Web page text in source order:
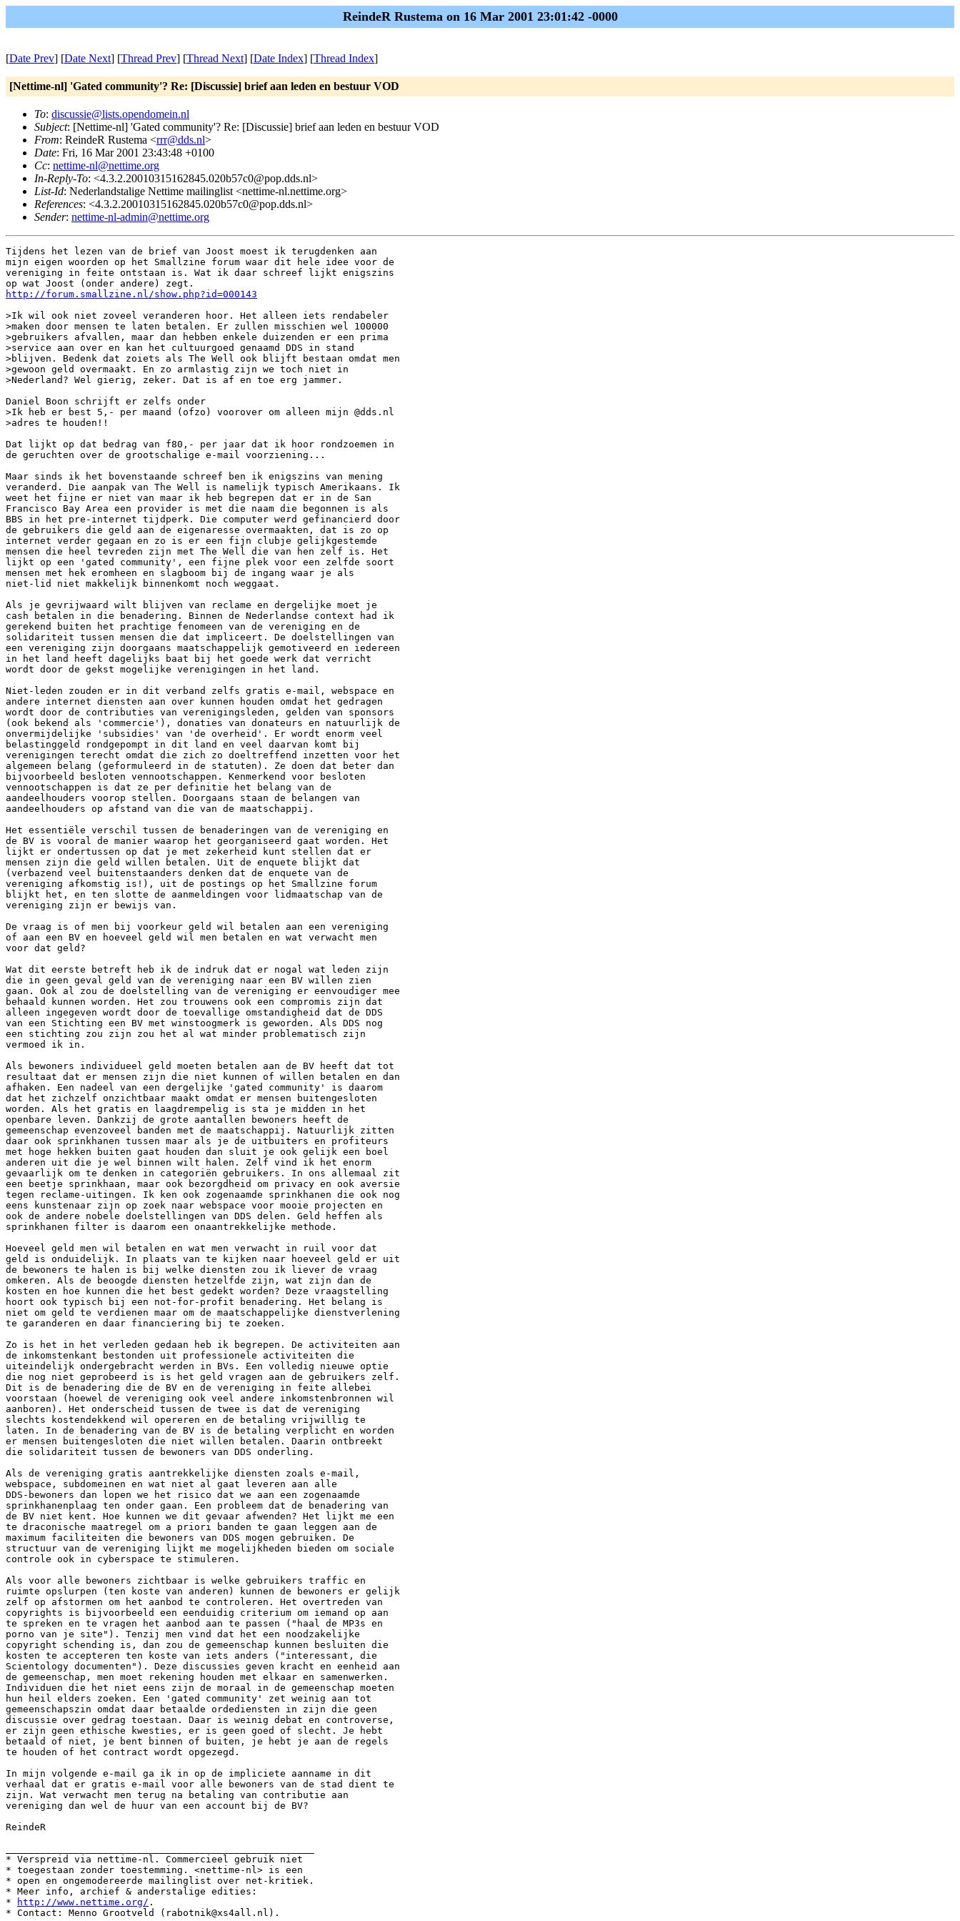
ReindeR Rustema on 16 Mar 2001 23:01:42 -0000
[Date Prev] [Date Next] [Thread Prev] [Thread Next] [Date Index] [Thread Index]
[Nettime-nl] 'Gated community'? Re: [Discussie] brief aan leden en bestuur VOD
To: discussie@lists.opendomein.nl
Subject: [Nettime-nl] 'Gated community'? Re: [Discussie] brief aan leden en bestuur VOD
From: ReindeR Rustema <rrr@dds.nl>
Date: Fri, 16 Mar 2001 23:43:48 +0100
Cc: nettime-nl@nettime.org
In-Reply-To: <4.3.2.20010315162845.020b57c0@pop.dds.nl>
List-Id: Nederlandstalige Nettime mailinglist <nettime-nl.nettime.org>
References: <4.3.2.20010315162845.020b57c0@pop.dds.nl>
Sender: nettime-nl-admin@nettime.org
Tijdens het lezen van de brief van Joost moest ik terugdenken aan
mijn eigen woorden op het Smallzine forum waar dit hele idee voor de
vereniging in feite ontstaan is. Wat ik daar schreef lijkt enigszins
http://forum.smallzine.nl/show.php?id=000143
>Ik wil ook niet zoveel veranderen hoor. Het alleen iets rendabeler
>maken door mensen te laten betalen. Er zullen misschien wel 100000
>gebruikers afvallen, maar dan hebben enkele duizenden er een prima
>service aan over en kan het cultuurgoed genaamd DDS in stand
>blijven. Bedenk dat zoiets als The Well ook blijft bestaan omdat men
>gewoon geld overmaakt. En zo armlastig zijn we toch niet in
>Nederland? Wel gierig, zeker. Dat is af en toe erg jammer.
Daniel Boon schrijft er zelfs onder
>Ik heb er best 5,- per maand (ofzo) voorover om alleen mijn @dds.nl
>adres te houden!!
Dat lijkt op dat bedrag van f80,- per jaar dat ik hoor rondzoemen in
de geruchten over de grootschalige e-mail voorziening...
Maar sinds ik het bovenstaande schreef ben ik enigszins van mening
veranderd. Die aanpak van The Well is namelijk typisch Amerikaans. Ik
weet het fijne er niet van maar ik heb begrepen dat er in de San
Francisco Bay Area een provider is met die naam die begonnen is als
BBS in het pre-internet tijdperk. Die computer werd gefinancierd door
de gebruikers die geld aan de eigenaresse overmaakten, dat is zo op
internet verder gegaan en zo is er een fijn clubje gelijkgestemde
mensen die heel tevreden zijn met The Well die van hen zelf is. Het
lijkt op een 'gated community', een fijne plek voor een zelfde soort
mensen met hek eromheen en slagboom bij de ingang waar je als
niet-lid niet makkelijk binnenkomt noch weggaat.
Als je gevrijwaard wilt blijven van reclame en dergelijke moet je
cash betalen in die benadering. Binnen de Nederlandse context had ik
gerekend buiten het prachtige fenomeen van de vereniging en de
solidariteit tussen mensen die dat impliceert. De doelstellingen van
een vereniging zijn doorgaans maatschappelijk gemotiveerd en iedereen
in het land heeft dagelijks baat bij het goede werk dat verricht
wordt door de gekst mogelijke verenigingen in het land.
Niet-leden zouden er in dit verband zelfs gratis e-mail, webspace en
andere internet diensten aan over kunnen houden omdat het gedragen
wordt door de contributies van verenigingsleden, gelden van sponsors
(ook bekend als 'commercie'), donaties van donateurs en natuurlijk de
onvermijdelijke 'subsidies' van 'de overheid'. Er wordt enorm veel
belastinggeld rondgepompt in dit land en veel daarvan komt bij
verenigingen terecht omdat die zich zo doeltreffend inzetten voor het
algemeen belang (geformuleerd in de statuten). Ze doen dat beter dan
bijvoorbeeld besloten vennootschappen. Kenmerkend voor besloten
vennootschappen is dat ze per definitie het belang van de
aandeelhouders voorop stellen. Doorgaans staan de belangen van
aandeelhouders op afstand van die van de maatschappij.
Het essentiële verschil tussen de benaderingen van de vereniging en
de BV is vooral de manier waarop het georganiseerd gaat worden. Het
lijkt er ondertussen op dat je met zekerheid kunt stellen dat er
mensen zijn die geld willen betalen. Uit de enquete blijkt dat
(verbazend veel buitenstaanders denken dat de enquete van de
vereniging afkomstig is!), uit de postings op het Smallzine forum
blijkt het, en ten slotte de aanmeldingen voor lidmaatschap van de
vereniging zijn er bewijs van.
De vraag is of men bij voorkeur geld wil betalen aan een vereniging
of aan een BV en hoeveel geld wil men betalen en wat verwacht men
voor dat geld?
Wat dit eerste betreft heb ik de indruk dat er nogal wat leden zijn
die in geen geval geld van de vereniging naar een BV willen zien
gaan. Ook al zou de doelstelling van de vereniging er eenvoudiger mee
behaald kunnen worden. Het zou trouwens ook een compromis zijn dat
alleen ingegeven wordt door de toevallige omstandigheid dat de DDS
van een Stichting een BV met winstoogmerk is geworden. Als DDS nog
een stichting zou zijn zou het al wat minder problematisch zijn
vermoed ik in.
Als bewoners individueel geld moeten betalen aan de BV heeft dat tot
resultaat dat er mensen zijn die niet kunnen of willen betalen en dan
afhaken. Een nadeel van een dergelijke 'gated community' is daarom
dat het zichzelf onzichtbaar maakt omdat er mensen buitengesloten
worden. Als het gratis en laagdrempelig is sta je midden in het
openbare leven. Dankzij de grote aantallen bewoners heeft de
gemeenschap evenzoveel banden met de maatschappij. Natuurlijk zitten
daar ook sprinkhanen tussen maar als je de uitbuiters en profiteurs
met hoge hekken buiten gaat houden dan sluit je ook gelijk een boel
anderen uit die je wel binnen wilt halen. Zelf vind ik het enorm
gevaarlijk om te denken in categoriën gebruikers. In ons allemaal zit
een beetje sprinkhaan, maar ook bezorgdheid om privacy en ook aversie
tegen reclame-uitingen. Ik ken ook zogenaamde sprinkhanen die ook nog
eens kunstenaar zijn op zoek naar webspace voor mooie projecten en
ook de andere nobele doelstellingen van DDS delen. Geld heffen als
sprinkhanen filter is daarom een onaantrekkelijke methode.
Hoeveel geld men wil betalen en wat men verwacht in ruil voor dat
geld is onduidelijk. In plaats van te kijken naar hoeveel geld er uit
de bewoners te halen is bij welke diensten zou ik liever de vraag
omkeren. Als de beoogde diensten hetzelfde zijn, wat zijn dan de
kosten en hoe kunnen die het best gedekt worden? Deze vraagstelling
hoort ook typisch bij een not-for-profit benadering. Het belang is
niet om geld te verdienen maar om de maatschappelijke dienstverlening
te garanderen en daar financiering bij te zoeken.
Zo is het in het verleden gedaan heb ik begrepen. De activiteiten aan
de inkomstenkant bestonden uit professionele activiteiten die
uiteindelijk ondergebracht werden in BVs. Een volledig nieuwe optie
die nog niet geprobeerd is is het geld vragen aan de gebruikers zelf.
Dit is de benadering die de BV en de vereniging in feite allebei
voorstaan (hoewel de vereniging ook veel andere inkomstenbronnen wil
aanboren). Het onderscheid tussen de twee is dat de vereniging
slechts kostendekkend wil opereren en de betaling vrijwillig te
laten. In de benadering van de BV is de betaling verplicht en worden
er mensen buitengesloten die niet willen betalen. Daarin ontbreekt
die solidariteit tussen de bewoners van DDS onderling.
Als de vereniging gratis aantrekkelijke diensten zoals e-mail,
webspace, subdomeinen en wat niet al gaat leveren aan alle
DDS-bewoners dan lopen we het risico dat we aan een zogenaamde
sprinkhanenplaag ten onder gaan. Een probleem dat de benadering van
de BV niet kent. Hoe kunnen we dit gevaar afwenden? Het lijkt me een
te draconische maatregel om a priori banden te gaan leggen aan de
maximum faciliteiten die bewoners van DDS mogen gebruiken. De
structuur van de vereniging lijkt me mogelijkheden bieden om sociale
controle ook in cyberspace te stimuleren.
Als voor alle bewoners zichtbaar is welke gebruikers traffic en
ruimte opslurpen (ten koste van anderen) kunnen de bewoners er gelijk
zelf op afstormen om het aanbod te controleren. Het overtreden van
copyrights is bijvoorbeeld een eenduidig criterium om iemand op aan
te spreken en te vragen het aanbod aan te passen ("haal de MP3s en
porno van je site"). Tenzij men vind dat het een noodzakelijke
copyright schending is, dan zou de gemeenschap kunnen besluiten die
kosten te accepteren ten koste van iets anders ("interessant, die
Scientology documenten"). Deze discussies geven kracht en eenheid aan
de gemeenschap, men moet rekening houden met elkaar en samenwerken.
Individuen die het niet eens zijn de moraal in de gemeenschap moeten
hun heil elders zoeken. Een 'gated community' zet weinig aan tot
gemeenschapszin omdat daar betaalde ordediensten in zijn die geen
discussie over gedrag toestaan. Daar is weinig debat en controverse,
er zijn geen ethische kwesties, er is geen goed of slecht. Je hebt
betaald of niet, je bent binnen of buiten, je hebt je aan de regels
te houden of het contract wordt opgezegd.
In mijn volgende e-mail ga ik in op de impliciete aanname in dit
verhaal dat er gratis e-mail voor alle bewoners van de stad dient te
zijn. Wat verwacht men terug na betaling van contributie aan
vereniging dan wel de huur van een account bij de BV?
ReindeR
* Verspreid via nettime-nl. Commercieel gebruik niet
* toegestaan zonder toestemming. <nettime-nl> is een
* open en ongemodereerde mailinglist over net-kritiek.
* Meer info, archief & anderstalige edities:
*
http://www.nettime.org/ .